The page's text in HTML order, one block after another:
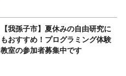
【我孫子市】夏休みの自由研究に
もおすすめ！プログラミング体験
教室の参加者募集中です